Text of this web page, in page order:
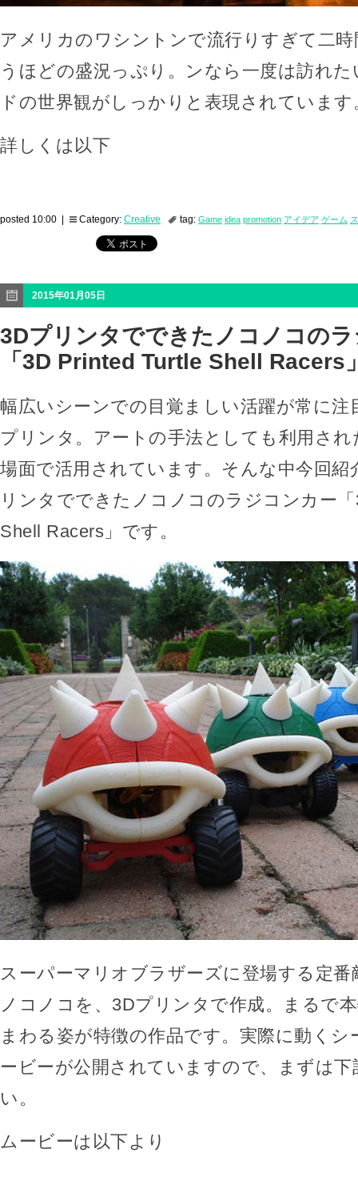
アメリカのワシントンで流行りすぎて二
うほどの盛況っぷり。ンなら一度は訪れ
ドの世界観がしっかりと表現されています
詳しくは以下
posted 10:00 | Category: Creative tag: Game idea promotion アイデア ゲーム
2015年01月05日
3Dプリンタでできたノコノコの
「3D Printed Turtle Shell Racers
幅広いシーンでの目覚ましい活躍が常に注
プリンタ。アートの手法としても利用さ
場面で活用されています。そんな中今回紹
リンタでできたノコノコのラジコンカー
Shell Racers」です。
スーパーマリオブラザーズに登場する定
ノコノコを、3Dプリンタで作成。まるで
まわる姿が特徴の作品です。実際に動くシ
ービーが公開されていますので、まずは
い。
ムービーは以下より